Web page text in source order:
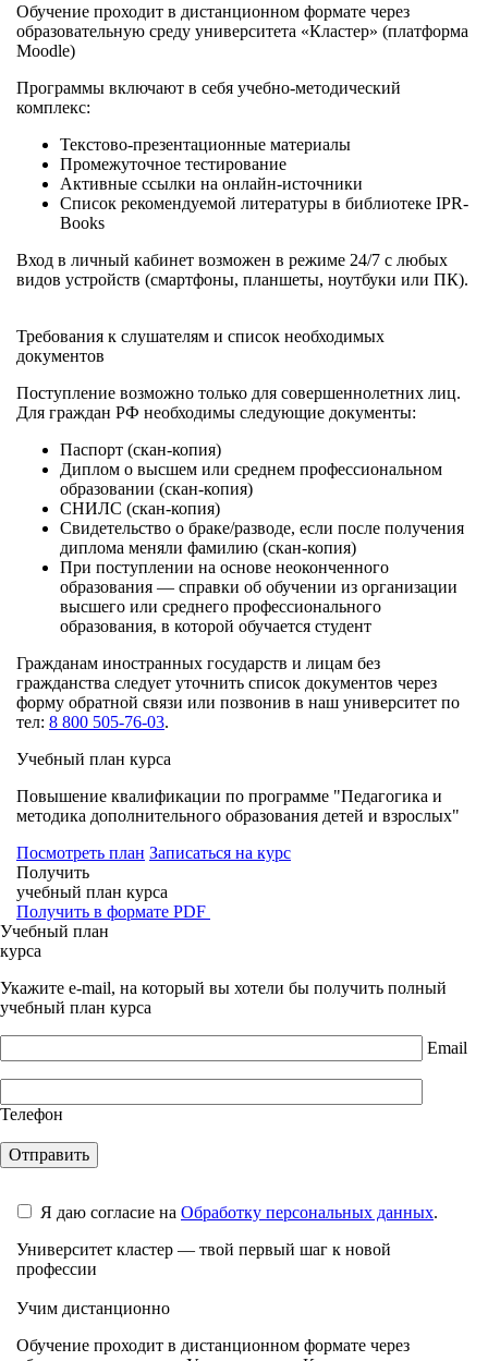
Обучение проходит в дистанционном формате через
образовательную среду университета «Кластер» (платформа
Moodle)
Программы включают в себя учебно-методический
комплекс:
Текстово-презентационные материалы
Промежуточное тестирование
Активные ссылки на онлайн-источники
Список рекомендуемой литературы в библиотеке IPR-
Books
Вход в личный кабинет возможен в режиме 24/7 с любых
видов устройств (смартфоны, планшеты, ноутбуки или ПК).
Требования к слушателям и список необходимых
документов
Поступление возможно только для совершеннолетних лиц.
Для граждан РФ необходимы следующие документы:
Паспорт (скан-копия)
Диплом о высшем или среднем профессиональном
образовании (скан-копия)
СНИЛС (скан-копия)
Свидетельство о браке/разводе, если после получения
диплома меняли фамилию (скан-копия)
При поступлении на основе неоконченного
образования — справки об обучении из организации
высшего или среднего профессионального
образования, в которой обучается студент
Гражданам иностранных государств и лицам без
гражданства следует уточнить список документов через
форму обратной связи или позвонив в наш университет по
тел: 8 800 505-76-03.
Учебный план курса
Повышение квалификации по программе "Педагогика и
методика дополнительного образования детей и взрослых"
Посмотреть план Записаться на курс
Получить
учебный план курса
Получить в формате PDF
Учебный план
курса
Укажите e-mail, на который вы хотели бы получить полный
учебный план курса
Email
Телефон
Я даю согласие на Обработку персональных данных.
Университет кластер — твой первый шаг к новой
профессии
Учим дистанционно
Обучение проходит в дистанционном формате через